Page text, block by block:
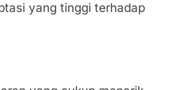
yang tinggi terhadap